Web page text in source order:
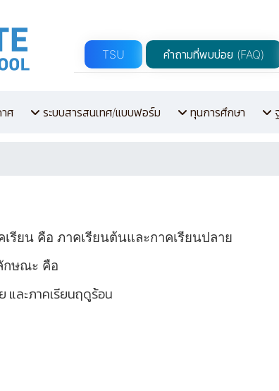
TSU
คำถามที่พบบ่อย (FAQ)
ศ ระบบสารสนเทศ/แบบฟอร์ม ทุนการศึกษา
รียน คือ ภาคเรียนต้นและกาคเรียนปลาย
กษณะ คือ
และภาคเรียนฤดูร้อน